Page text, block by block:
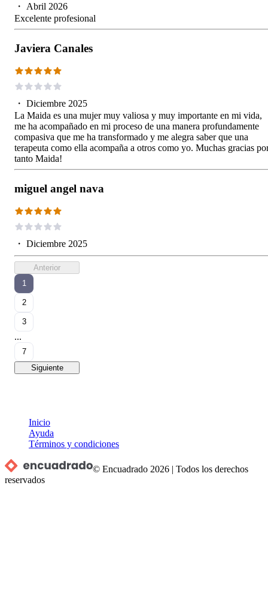
・ Abril 2026
Excelente profesional
Javiera Canales
・ Diciembre 2025
La Maida es una mujer muy valiosa y muy importante en mi vida,
me ha acompañado en mi proceso de una manera profundamente
compasiva que me ha transformado y me alegra saber que una
terapeuta como ella acompaña a otros como yo. Muchas gracias
tanto Maida!
miguel angel nava
・ Diciembre 2025
Anterior
1
2
3
...
7
Siguiente
Inicio
Ayuda
Términos y condiciones
© Encuadrado 2026 |Todos los derechos
reservados